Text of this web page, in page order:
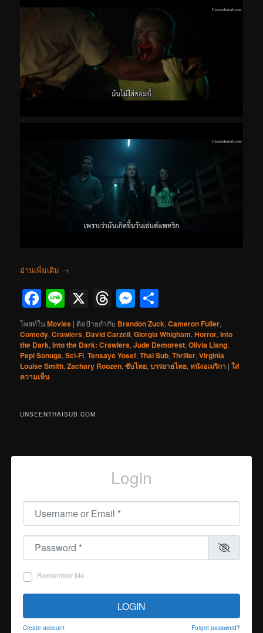
อ่านเพิ่มเติม →
Facebook
Line
X Threads
Messenger
โพสท์ในMovies | ติดป้ายกำกับ Brandon Zuck,Cameron Fuller,
Comedy,Crawlers, David Carzell,Giorgia Whigham,Horror,Into
the Dark,Into the Dark: Crawlers,Jude Demorest,Olivia Liang,
Pepi Sonuga,Sci-Fi,Tensaye Yosef,Thai Sub,Thriller,Virginia
Louise Smith,Zachary Roozen,ซับไทย,บรรยายไทย,หนังอเมริกา |ใส่
ความเห็น
UNSEENTHAISUB.COM
Login
Username or Email
Password
Remember Me
LOGIN
Create account Forgot password?